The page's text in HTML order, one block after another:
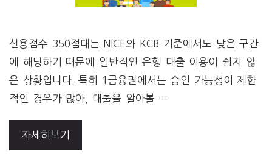
신용점수 350점대는 NICE와 KCB 기준에서도 낮은 구간
에 해당하기 때문에 일반적인 은행 대출 이용이 쉽지 않
은 상황입니다. 특히 1금융권에서는 승인 가능성이 제한
적인 경우가 많아, 대출을 알아볼 …
자세히보기